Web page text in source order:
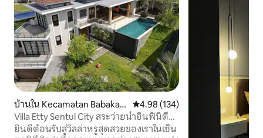
บ้านใน Kecamatan Babakan
Madang
คะแนนเฉลี่ย 4.98 จาก 5, 134 รีวิว
4.98 (134)
Villa Etty Sentul City สระว่ายน้ำอินฟินิตี้
วิลล่าหรู
ยินดีต้อนรับสู่วิลล่าหรูสุดสวยของเราในเซ็น